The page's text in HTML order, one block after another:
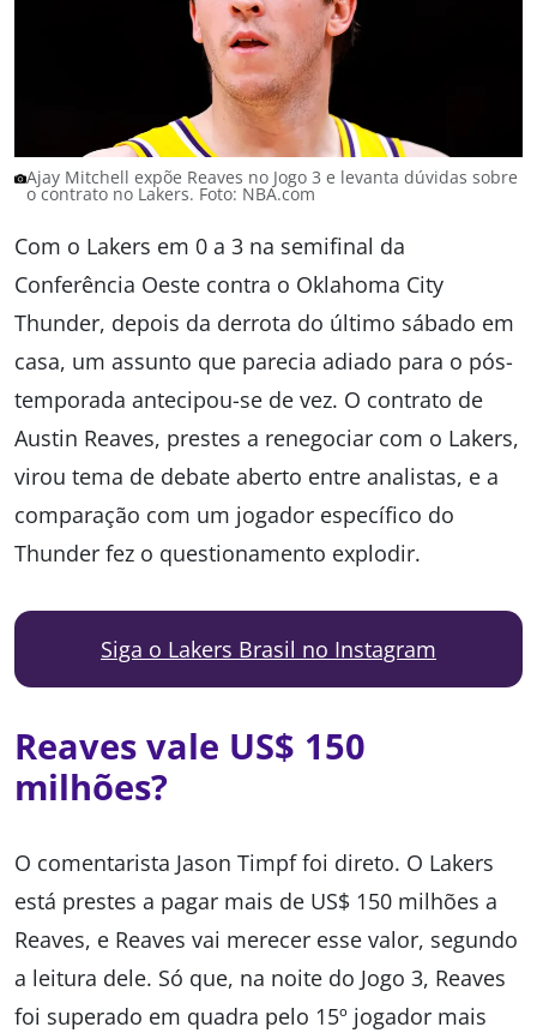
Ajay Mitchell expõe Reaves no Jogo 3 e levanta dúvidas sobre
o contrato no Lakers. Foto: NBA.com
Com o Lakers em 0 a 3 na semifinal da
Conferência Oeste contra o Oklahoma City
Thunder, depois da derrota do último sábado em
casa, um assunto que parecia adiado para o pós-
temporada antecipou-se de vez. O contrato de
Austin Reaves, prestes a renegociar com o Lakers,
virou tema de debate aberto entre analistas, e a
comparação com um jogador específico do
Thunder fez o questionamento explodir.
Siga o Lakers Brasil no Instagram
Reaves vale US$ 150
milhões?
O comentarista Jason Timpf foi direto. O Lakers
está prestes a pagar mais de US$ 150 milhões a
Reaves, e Reaves vai merecer esse valor, segundo
a leitura dele. Só que, na noite do Jogo 3, Reaves
foi superado em quadra pelo 15º jogador mais